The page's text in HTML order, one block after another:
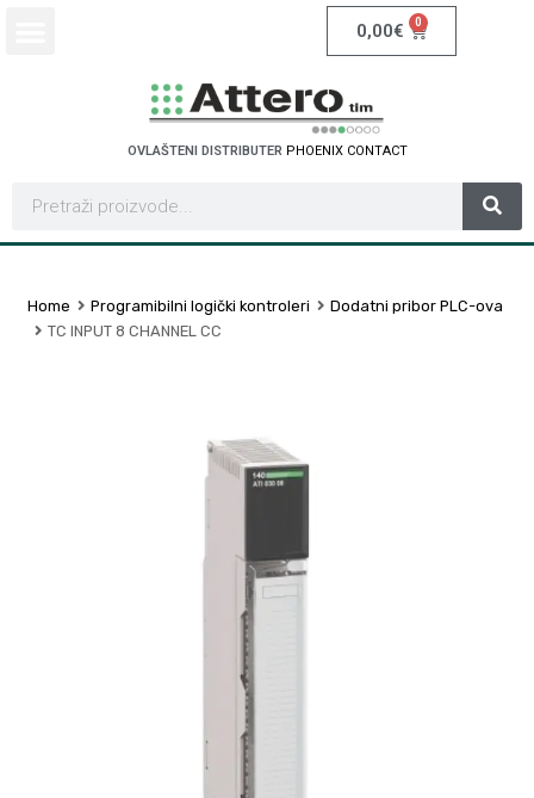
0,00€ 0
OVLAŠTENI DISTRIBUTER PHOENIX CONTACT
Home Programibilni logički kontroleri
Dodatni pribor PLC-ova
TC INPUT 8 CHANNEL CC